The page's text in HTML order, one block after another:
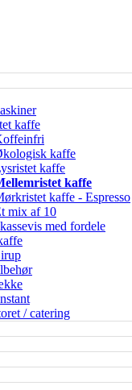
kaffe
kaffe
kaffe
kaffe
kaffe - Espresso
mix af 10
med fordele
/ catering